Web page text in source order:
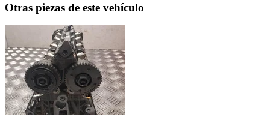
Otras piezas de este vehículo